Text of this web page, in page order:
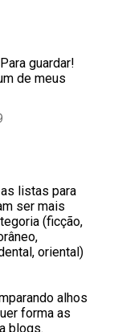
guardar!
de meus
listas para
ser mais
(ficção,
oriental)
alhos
forma as
blogs.